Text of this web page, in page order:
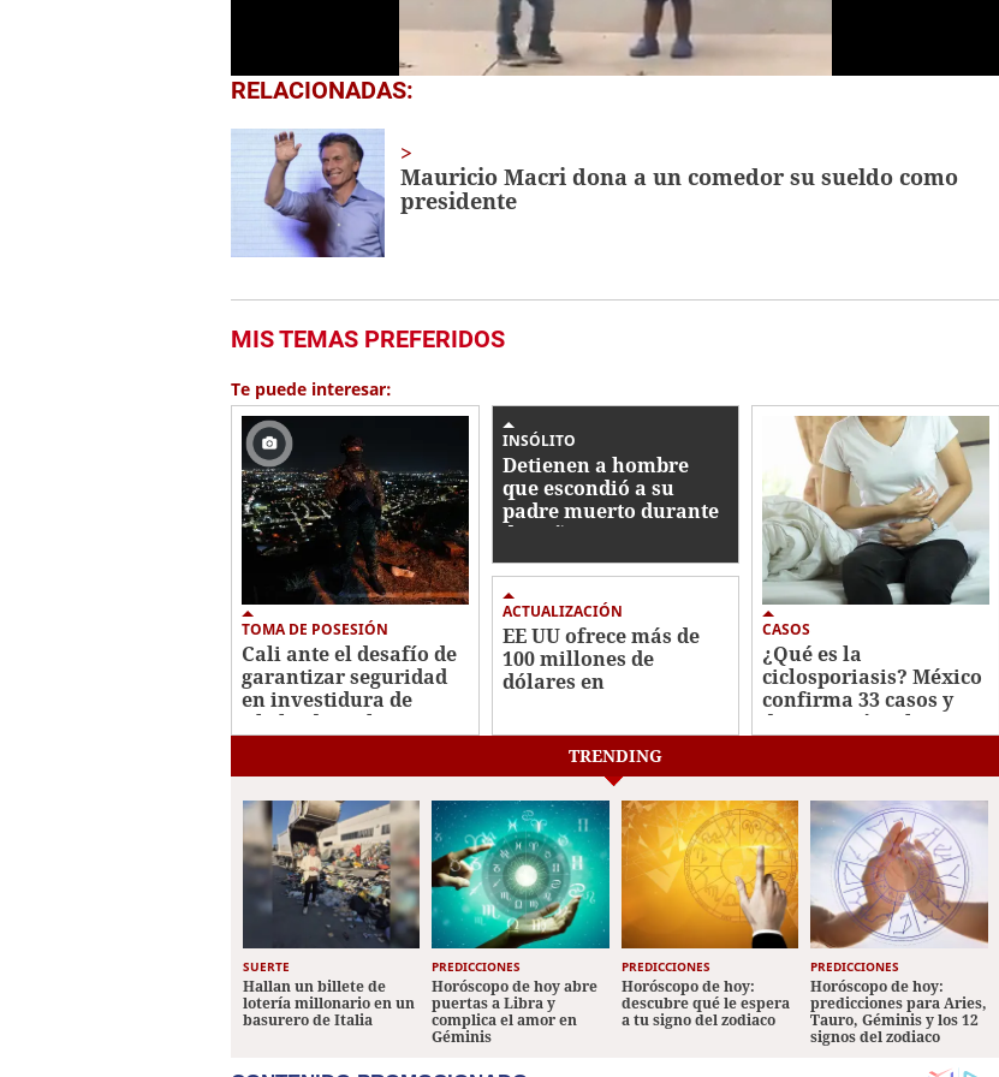
0
seconds
seconds
Volume
RELACIONADAS:
Mauricio Macri dona a un comedor su sueldo como
presidente
MIS TEMAS PREFERIDOS
Te puede interesar:
TOMA DE POSESIÓN
Cali ante el desafío de
garantizar seguridad
en investidura de
Abelardo De la
INSÓLITO
Detienen a hombre
que escondió a su
padre muerto durante
dos años en un
congelador
ACTUALIZACIÓN
EE UU ofrece más de
100 millones de
dólares en
CASOS
¿Qué es la
ciclosporiasis? México
confirma 33 casos y
descarta vínculo con
TRENDING
SUERTE
Hallan un billete de
lotería millonario en un
basurero de Italia
PREDICCIONES
Horóscopo de hoy abre
puertas a Libra y
complica el amor en
Géminis
PREDICCIONES
Horóscopo de hoy:
descubre qué le espera
a tu signo del zodiaco
PREDICCIONES
Horóscopo de hoy:
predicciones para Aries,
Tauro, Géminis y los 12
signos del zodiaco